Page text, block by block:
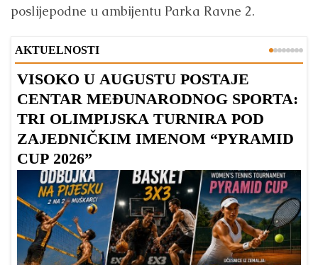
poslijepodne u ambijentu Parka Ravne 2.
AKTUELNOSTI
VISOKO U AUGUSTU POSTAJE
CENTAR MEĐUNARODNOG SPORTA:
TRI OLIMPIJSKA TURNIRA POD
ZAJEDNIČKIM IMENOM “PYRAMID
CUP 2026”